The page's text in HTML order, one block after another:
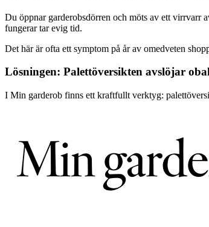
Du öppnar garderobsdörren och möts av ett virrvarr
fungerar tar evig tid.
Det här är ofta ett symptom på år av omedveten
Lösningen: Palettöversikten avslöjar
I Min garderob finns ett kraftfullt verktyg: